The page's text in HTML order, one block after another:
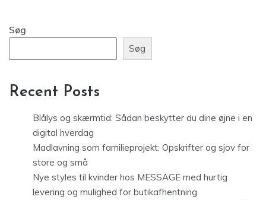
Søg
Søg
Recent Posts
Blålys og skærmtid: Sådan beskytter du dine øjne i en
digital hverdag
Madlavning som familieprojekt: Opskrifter og sjov for
store og små
Nye styles til kvinder hos MESSAGE med hurtig
levering og mulighed for butikafhentning